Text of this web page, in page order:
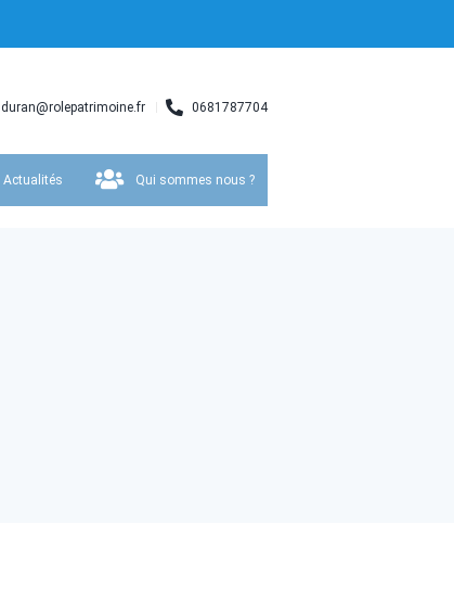
duran@rolepatrimoine.fr 0681787704
Actualités Qui sommes nous ?